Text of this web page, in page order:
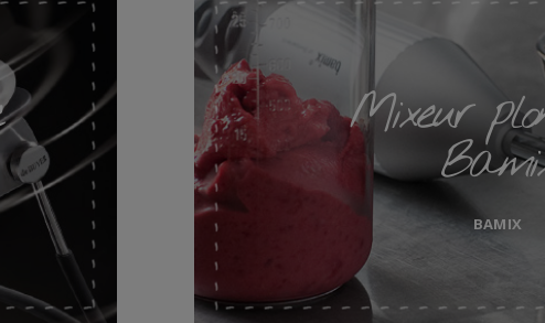
Mixeur
BAMIX